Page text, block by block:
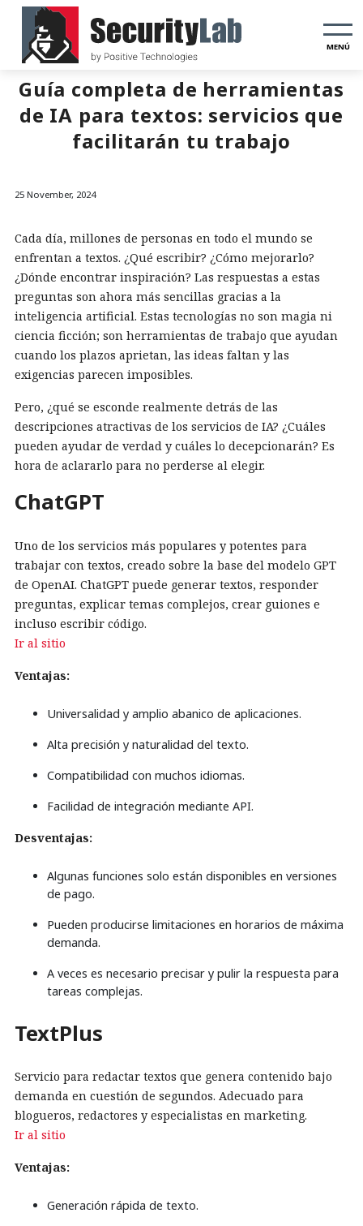
MENÚ
Guía completa de herramientas
de IA para textos: servicios que
facilitarán tu trabajo
25 November, 2024
Cada día, millones de personas en todo el mundo se
enfrentan a textos. ¿Qué escribir? ¿Cómo mejorarlo?
¿Dónde encontrar inspiración? Las respuestas a estas
preguntas son ahora más sencillas gracias a la
inteligencia artificial. Estas tecnologías no son magia ni
ciencia ficción; son herramientas de trabajo que ayudan
cuando los plazos aprietan, las ideas faltan y las
exigencias parecen imposibles.
Pero, ¿qué se esconde realmente detrás de las
descripciones atractivas de los servicios de IA? ¿Cuáles
pueden ayudar de verdad y cuáles lo decepcionarán? Es
hora de aclararlo para no perderse al elegir.
ChatGPT
Uno de los servicios más populares y potentes para
trabajar con textos, creado sobre la base del modelo GPT
de OpenAI. ChatGPT puede generar textos, responder
preguntas, explicar temas complejos, crear guiones e
incluso escribir código.
Ir al sitio
Ventajas:
Universalidad y amplio abanico de aplicaciones.
Alta precisión y naturalidad del texto.
Compatibilidad con muchos idiomas.
Facilidad de integración mediante API.
Desventajas:
Algunas funciones solo están disponibles en versiones
de pago.
Pueden producirse limitaciones en horarios de máxima
demanda.
A veces es necesario precisar y pulir la respuesta para
tareas complejas.
TextPlus
Servicio para redactar textos que genera contenido bajo
demanda en cuestión de segundos. Adecuado para
blogueros, redactores y especialistas en marketing.
Ir al sitio
Ventajas:
Generación rápida de texto.